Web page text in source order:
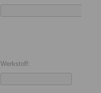
Werkstoff: